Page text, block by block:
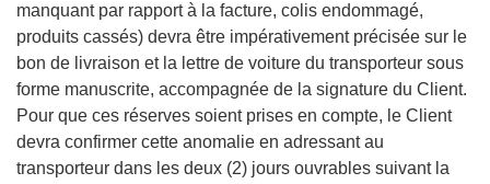
manquant par rapport à la facture, colis endommagé,
produits cassés) devra être impérativement précisée sur le
bon de livraison et la lettre de voiture du transporteur sous
forme manuscrite, accompagnée de la signature du Client.
Pour que ces réserves soient prises en compte, le Client
devra confirmer cette anomalie en adressant au
transporteur dans les deux (2) jours ouvrables suivant la